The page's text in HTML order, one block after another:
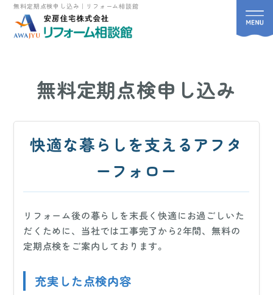
無料定期点検申し込み｜リフォーム相談館
無料定期点検申し込み
快適な暮らしを支えるアフタ
ーフォロー
リフォーム後の暮らしを末長く快適にお過ごしいた
だくために、当社では工事完了から2年間、無料の
定期点検をご案内しております。
充実した点検内容